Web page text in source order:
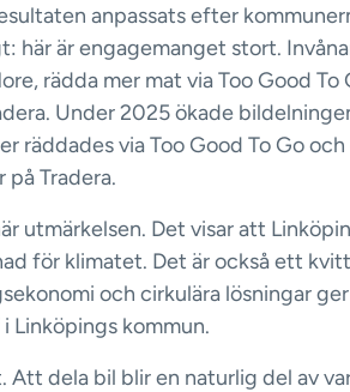
anpassats efter
här är engagemanget stort.
rädda mer mat via Too Good To
Under 2025 ökade
räddades via Too Good To Go
Tradera.
utmärkelsen. Det visar att
för klimatet. Det är också ett
och cirkulära lösningar
Linköpings kommun.
Att dela bil blir en naturlig del av